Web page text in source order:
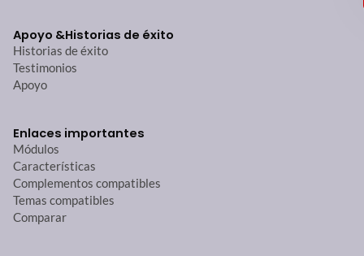
Apoyo &Historias de éxito
Historias de éxito
Testimonios
Apoyo
Enlaces importantes
Módulos
Características
Complementos compatibles
Temas compatibles
Comparar